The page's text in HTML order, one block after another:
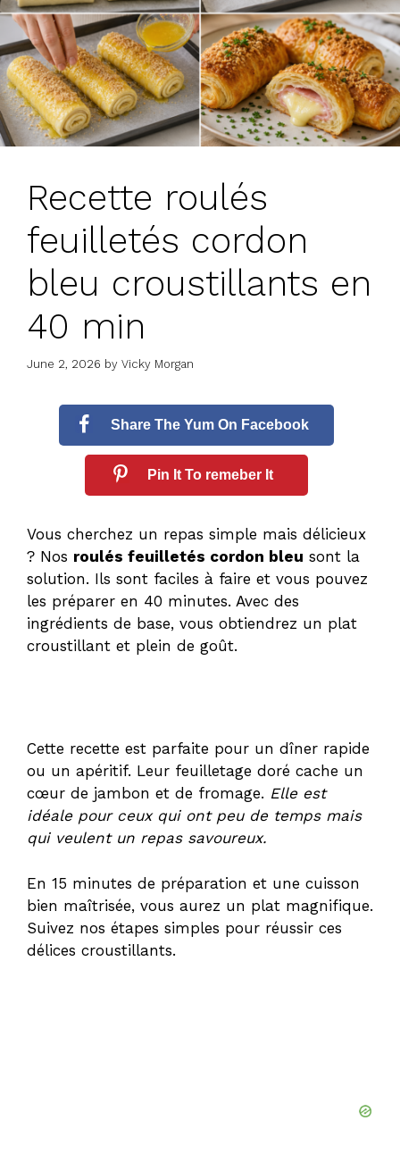
Recette roulés
feuilletés cordon
bleu croustillants en
40 min
June 2, 2026 by Vicky Morgan
Share The Yum On Facebook
Pin It To remeber It
Vous cherchez un repas simple mais délicieux
? Nos roulés feuilletés cordon bleu sont la
solution. Ils sont faciles à faire et vous pouvez
les préparer en 40 minutes. Avec des
ingrédients de base, vous obtiendrez un plat
croustillant et plein de goût.
Cette recette est parfaite pour un dîner rapide
ou un apéritif. Leur feuilletage doré cache un
cœur de jambon et de fromage. Elle est
idéale pour ceux qui ont peu de temps mais
qui veulent un repas savoureux.
En 15 minutes de préparation et une cuisson
bien maîtrisée, vous aurez un plat magnifique.
Suivez nos étapes simples pour réussir ces
délices croustillants.